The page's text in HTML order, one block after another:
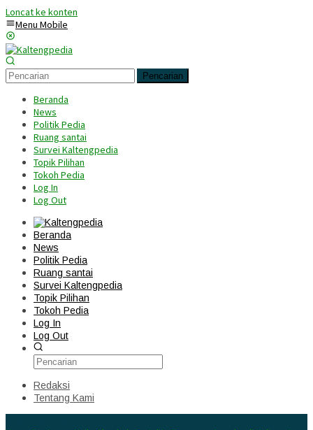
Loncat ke konten
Menu Mobile
Pencarian
Beranda
News
Politik Pedia
Ruang santai
Survei Kaltengpedia
Topik Pilihan
Tokoh Pedia
Log In
Log Out
Beranda
News
Politik Pedia
Ruang santai
Survei Kaltengpedia
Topik Pilihan
Tokoh Pedia
Log In
Log Out
Redaksi
Tentang Kami